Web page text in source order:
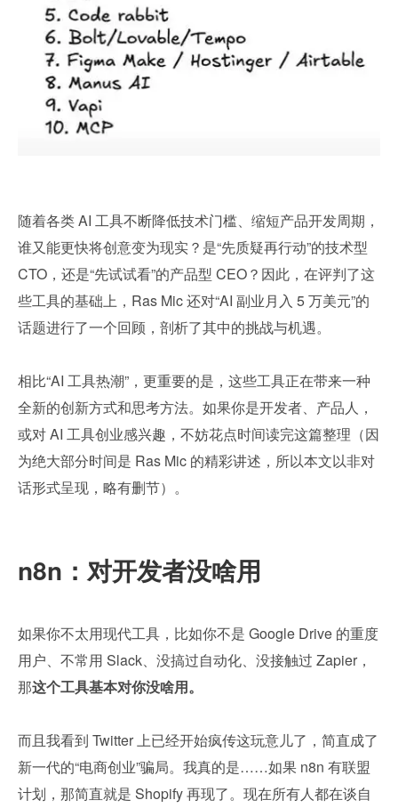
随着各类 AI 工具不断降低技术门槛、缩短产品开发周期，
谁又能更快将创意变为现实？是“先质疑再行动”的技术型
CTO，还是“先试试看”的产品型 CEO？因此，在评判了这
些工具的基础上，Ras Mic 还对“AI 副业月入 5 万美元”的
话题进行了一个回顾，剖析了其中的挑战与机遇。
相比“AI 工具热潮”，更重要的是，这些工具正在带来一种
全新的创新方式和思考方法。如果你是开发者、产品人，
或对 AI 工具创业感兴趣，不妨花点时间读完这篇整理（因
为绝大部分时间是 Ras Mic 的精彩讲述，所以本文以非对
话形式呈现，略有删节）。
n8n：对开发者没啥用
如果你不太用现代工具，比如你不是 Google Drive 的重度
用户、不常用 Slack、没搞过自动化、没接触过 Zapier，
那这个工具基本对你没啥用。
而且我看到 Twitter 上已经开始疯传这玩意儿了，简直成了
新一代的“电商创业”骗局。我真的是……如果 n8n 有联盟
计划，那简直就是 Shopify 再现了。现在所有人都在谈自